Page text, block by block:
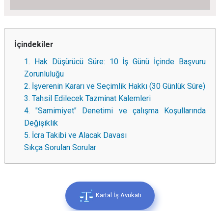
İçindekiler
1. Hak Düşürücü Süre: 10 İş Günü İçinde Başvuru
Zorunluluğu
2. İşverenin Kararı ve Seçimlik Hakkı (30 Günlük Süre)
3. Tahsil Edilecek Tazminat Kalemleri
4. "Samimiyet" Denetimi ve çalışma Koşullarında
Değişiklik
5. İcra Takibi ve Alacak Davası
Sıkça Sorulan Sorular
Kartal İş Avukatı